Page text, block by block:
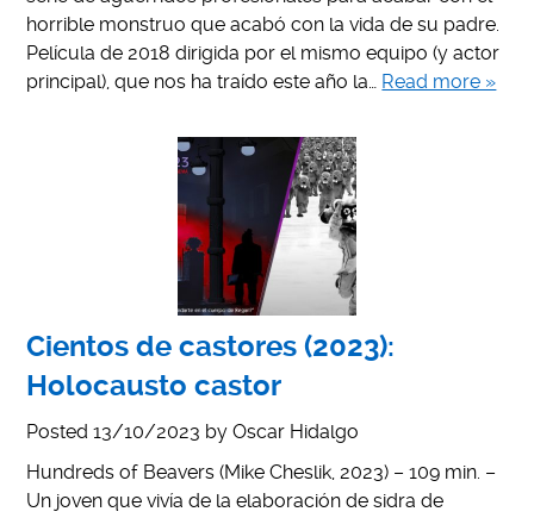
horrible monstruo que acabó con la vida de su padre.
Película de 2018 dirigida por el mismo equipo (y actor
principal), que nos ha traído este año la… Read more »
Cientos de castores (2023):
Holocausto castor
Posted13/10/2023 byOscar Hidalgo
Hundreds of Beavers (Mike Cheslik, 2023) – 109 min. –
Un joven que vivía de la elaboración de sidra de